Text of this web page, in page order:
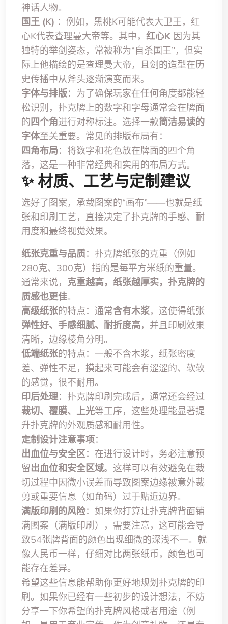
神话人物。
国王 (K) ：例如，黑桃K可能代表大卫王，红
心K代表查理曼大帝等。其中， 红心K 因为其
独特的举剑姿态，常被称为“自杀国王”，但实
际上他描绘的是查理曼大帝，且剑的造型在历
史传播中从斧头逐渐演变而来。
字体与排版：为了确保玩家在任何角度都能轻
松识别，扑克牌上的数字和字母通常会在牌面
的四个角进行对称标注。选择一款简洁易读的
字体至关重要。常见的排版布局有：
四角布局：将数字和花色放在牌面的四个角
落，这是一种非常经典和实用的布局方式。
✨ 材质、工艺与定制建议
选好了图案，承载图案的“画布”——也就是纸
张和印刷工艺，直接决定了扑克牌的手感、耐
用度和最终视觉效果。
纸张克重与品质：扑克牌纸张的克重（例如
280克、300克）指的是每平方米纸的重量。
通常来说， 克重越高，纸张越厚实，扑克牌的
质感也更佳。
高级纸张的特点：通常含有木浆，这使得纸张
弹性好、手感细腻、耐折度高，并且印刷效果
清晰，边缘棱角分明。
低端纸张的特点：一般不含木浆，纸张密度
差、弹性不足，摸起来可能会有涩涩的、软软
的感觉，很不耐用。
印后处理：扑克牌印刷完成后，通常还会经过
裁切、覆膜、上光等工序，这些处理能显著提
升扑克牌的外观质感和耐用性。
定制设计注意事项：
出血位与安全区：在进行设计时，务必注意预
留出血位和安全区域。这样可以有效避免在裁
切过程中因微小误差而导致图案边缘被意外裁
剪或重要信息（如角码）过于贴近边界。
满版印刷的风险：如果你打算让扑克牌背面铺
满图案（满版印刷），需要注意，这可能会导
致54张牌背面的颜色出现细微的深浅不一。就
像人民币一样，仔细对比两张纸币，颜色也可
能存在差异。
希望这些信息能帮助你更好地规划扑克牌的印
刷。如果你已经有一些初步的设计想法，不妨
分享一下你希望的扑克牌风格或者用途（例